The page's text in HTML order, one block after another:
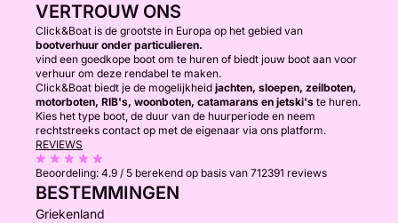
VERTROUW ONS
Click&Boat is de grootste in Europa op het gebied van
bootverhuur onder particulieren.
vind een goedkope boot om te huren of biedt jouw boot aan voor
verhuur om deze rendabel te maken.
Click&Boat biedt je de mogelijkheid jachten, sloepen, zeilboten,
motorboten, RIB's, woonboten, catamarans en jetski's te huren.
Kies het type boot, de duur van de huurperiode en neem
rechtstreeks contact op met de eigenaar via ons platform.
REVIEWS
Beoordeling: 4.9 / 5 berekend op basis van 712391 reviews
BESTEMMINGEN
Griekenland